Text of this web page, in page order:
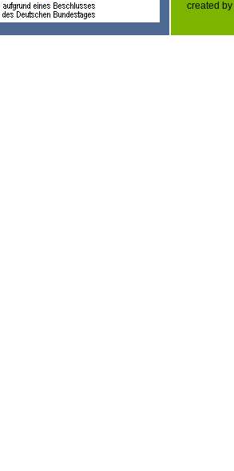
created by